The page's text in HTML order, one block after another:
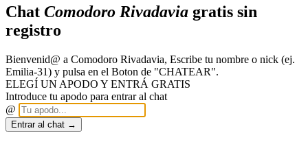
Chat Comodoro Rivadavia gratis sin
registro
Bienvenid@ a Comodoro Rivadavia, Escribe tu nombre o nick (ej.
Emilia-31) y pulsa en el Boton de "CHATEAR".
ELEGÍ UN APODO Y ENTRÁ GRATIS
Introduce tu apodo para entrar al chat
@
Entrar al chat →